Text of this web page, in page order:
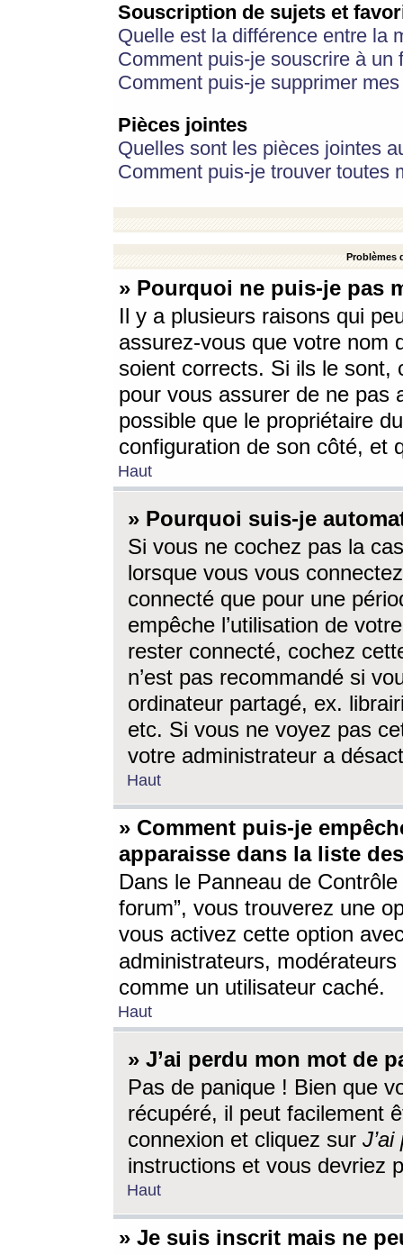
Souscription de sujets et
Quelle est la différence entre la
Comment puis-je souscrire à
Comment puis-je supprimer
Pièces jointes
Quelles sont les pièces jointes
Comment puis-je trouver toutes
Problèmes
» Pourquoi ne puis-je pas
Il y a plusieurs raisons qui
assurez-vous que votre nom
soient corrects. Si ils le sont,
pour vous assurer de ne pas
possible que le propriétaire
configuration de son côté, et
Haut
» Pourquoi suis-je
Si vous ne cochez pas la
lorsque vous vous
connecté que pour une
empêche l’utilisation de
rester connecté, cochez
n’est pas recommandé si
ordinateur partagé, ex.
etc. Si vous ne voyez pas
votre administrateur a
Haut
» Comment puis-je
apparaisse dans la liste
Dans le Panneau de
forum”, vous trouverez une
vous activez cette option
administrateurs,
comme un utilisateur caché.
Haut
» J’ai perdu mon mot de
Pas de panique ! Bien que
récupéré, il peut facilement
connexion et cliquez sur
instructions et vous devriez
Haut
» Je suis inscrit mais ne